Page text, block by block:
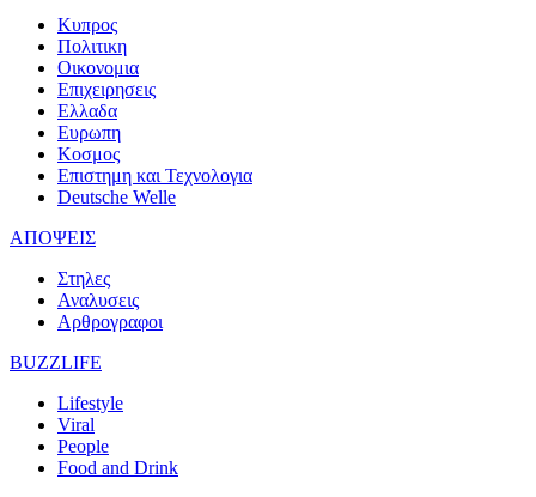
Κυπρος
Πολιτικη
Οικονομια
Επιχειρησεις
Ελλαδα
Ευρωπη
Κοσμος
Επιστημη και Τεχνολογια
Deutsche Welle
ΑΠΟΨΕΙΣ
Στηλες
Αναλυσεις
Αρθρογραφοι
BUZZLIFE
Lifestyle
Viral
People
Food and Drink